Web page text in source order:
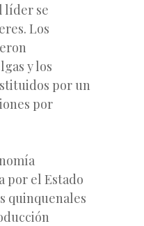
líder se
Los
y los
por un
por
por el Estado
quinquenales